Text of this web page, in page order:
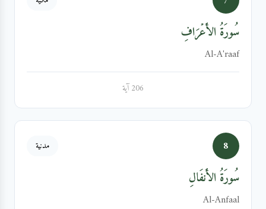
سُورَةُ الأَعۡرَافِ
Al-A'raaf
206 آية
8 مدنية
سُورَةُ الأَنفَالِ
Al-Anfaal